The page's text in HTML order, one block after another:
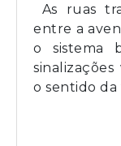
As ruas
entre a
o sistema
o sentido da